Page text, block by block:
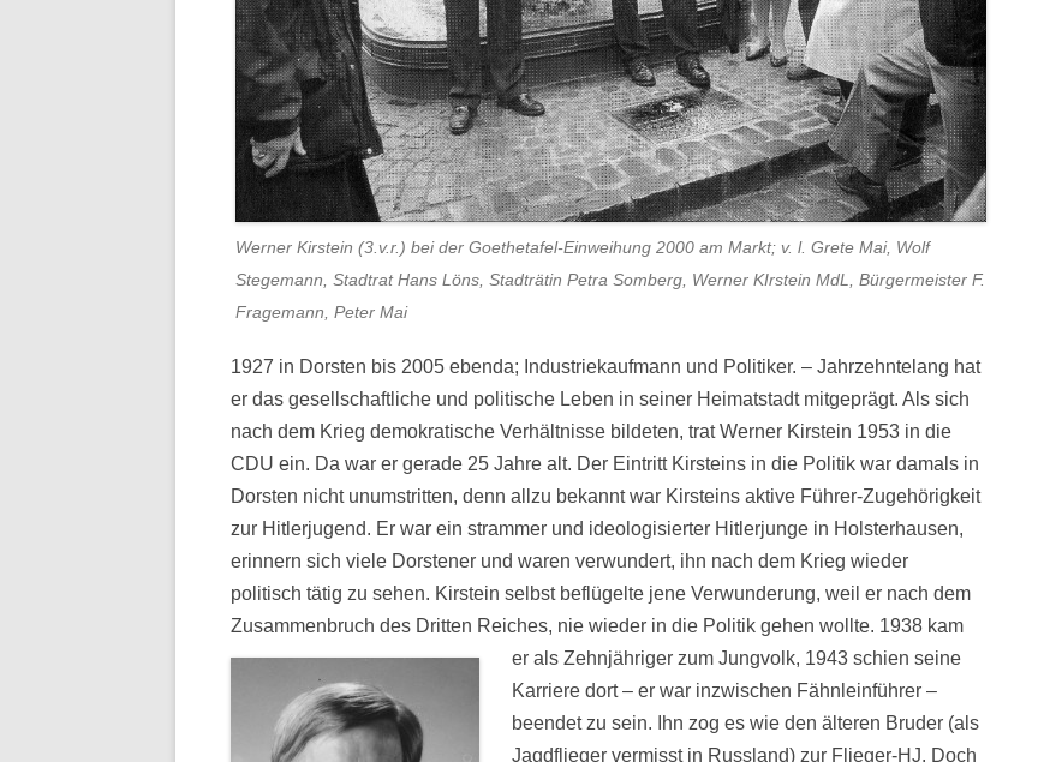
Werner Kirstein (3.v.r.) bei der Goethetafel-Einweihung 2000 am Markt; v. l. Grete Mai, Wolf
Stegemann, Stadtrat Hans Löns, Stadträtin Petra Somberg, Werner KIrstein MdL, Bürgermeister F.
Fragemann, Peter Mai
1927 in Dorsten bis 2005 ebenda; Industriekaufmann und Politiker. – Jahrzehntelang hat
er das gesellschaftliche und politische Leben in seiner Heimatstadt mitgeprägt. Als sich
nach dem Krieg demokratische Verhältnisse bildeten, trat Werner Kirstein 1953 in die
CDU ein. Da war er gerade 25 Jahre alt. Der Eintritt Kirsteins in die Politik war damals in
Dorsten nicht unumstritten, denn allzu bekannt war Kirsteins aktive Führer-Zugehörigkeit
zur Hitlerjugend. Er war ein strammer und ideologisierter Hitlerjunge in Holsterhausen,
erinnern sich viele Dorstener und waren verwundert, ihn nach dem Krieg wieder
politisch tätig zu sehen. Kirstein selbst beflügelte jene Verwunderung, weil er nach dem
Zusammenbruch des Dritten Reiches, nie wieder in die Politik gehen wollte. 1938 kam
er als Zehnjähriger zum Jungvolk, 1943 schien seine
Karriere dort – er war inzwischen Fähnleinführer –
beendet zu sein. Ihn zog es wie den älteren Bruder (als
Jagdflieger vermisst in Russland) zur Flieger-HJ. Doch